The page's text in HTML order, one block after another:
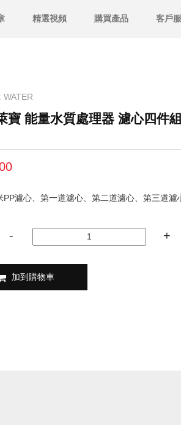
精選視頻 購買產品 客戶
WATER
寶 能量水質處理器 濾心四件
PP濾心、第一道濾心、第二道濾心、第三道濾
加到購物車